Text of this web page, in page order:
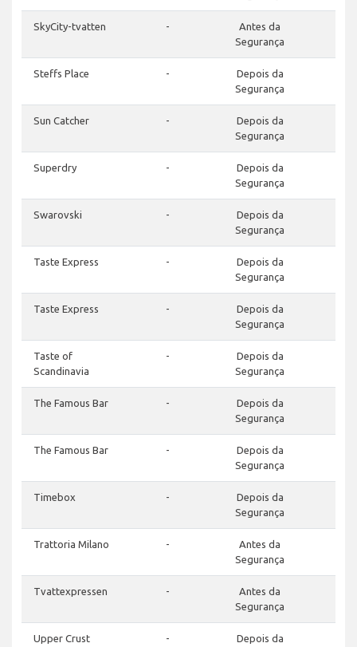
SkyCity-tvatten -
Antes da
Segurança
Steffs Place -
Depois da
Segurança
Sun Catcher -
Depois da
Segurança
Superdry -
Depois da
Segurança
Swarovski -
Depois da
Segurança
Taste Express -
Depois da
Segurança
Taste Express -
Depois da
Segurança
Taste of
Scandinavia
-
Depois da
Segurança
The Famous Bar -
Depois da
Segurança
The Famous Bar -
Depois da
Segurança
Timebox -
Depois da
Segurança
Trattoria Milano -
Antes da
Segurança
Tvattexpressen -
Antes da
Segurança
Upper Crust -
Depois da